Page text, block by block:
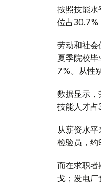
按照技能
位占30.7%
劳动和社
夏季院校
7%。从性
数据显示
技能人才占
从薪资水
检验员，约
而在求职
戈；发电厂